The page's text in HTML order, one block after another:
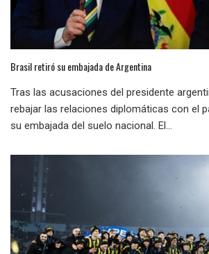
Brasil retiró su embajada de Argentina
Tras las acusaciones del presidente
rebajar las relaciones diplomáticas con el
su embajada del suelo nacional. El...